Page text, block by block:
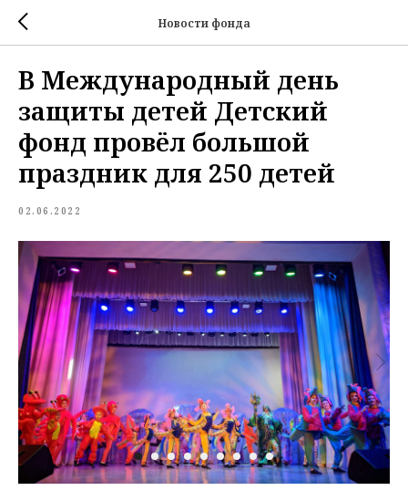
Новости фонда
В Международный день
защиты детей Детский
фонд провёл большой
праздник для 250 детей
02.06.2022